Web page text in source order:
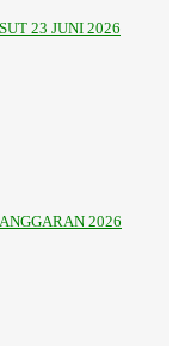
23 JUNI 2026
2026